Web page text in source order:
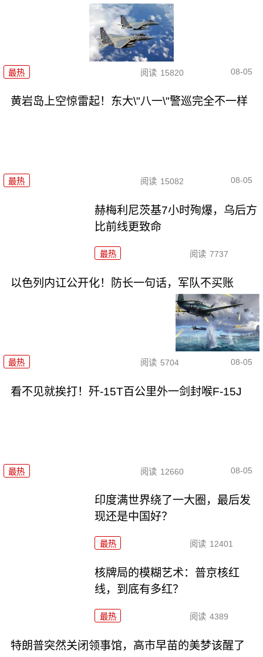
最热 阅读 15820 08-05
黄岩岛上空惊雷起！东大\"八一\"警巡完全不一样
最热 阅读 15082 08-05
赫梅利尼茨基7小时殉爆，乌后方
比前线更致命
最热 阅读 7737
以色列内讧公开化！防长一句话，军队不买账
最热 阅读 5704 08-05
看不见就挨打！歼-15T百公里外一剑封喉F-15J
最热 阅读 12660 08-05
印度满世界绕了一大圈，最后发
现还是中国好？
最热 阅读 12401
核牌局的模糊艺术：普京核红
线，到底有多红？
最热 阅读 4389
特朗普突然关闭领事馆，高市早苗的美梦该醒了